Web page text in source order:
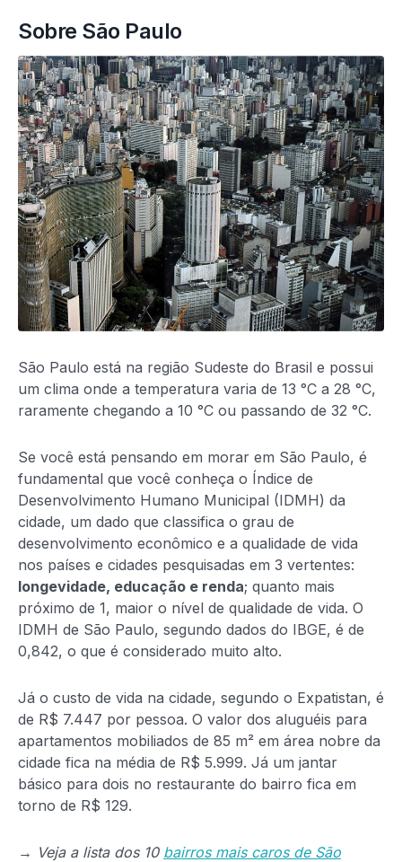
Sobre São Paulo
São Paulo está na região Sudeste do Brasil e possui
um clima onde a temperatura varia de 13 °C a 28 °C,
raramente chegando a 10 °C ou passando de 32 °C.
Se você está pensando em morar em São Paulo, é
fundamental que você conheça o Índice de
Desenvolvimento Humano Municipal (IDMH) da
cidade, um dado que classifica o grau de
desenvolvimento econômico e a qualidade de vida
nos países e cidades pesquisadas em 3 vertentes:
longevidade, educação e renda; quanto mais
próximo de 1, maior o nível de qualidade de vida. O
IDMH de São Paulo, segundo dados do IBGE, é de
0,842, o que é considerado muito alto.
Já o custo de vida na cidade, segundo o Expatistan, é
de R$ 7.447 por pessoa. O valor dos aluguéis para
apartamentos mobiliados de 85 m² em área nobre da
cidade fica na média de R$ 5.999. Já um jantar
básico para dois no restaurante do bairro fica em
torno de R$ 129.
→ Veja a lista dos 10 bairros mais caros de São